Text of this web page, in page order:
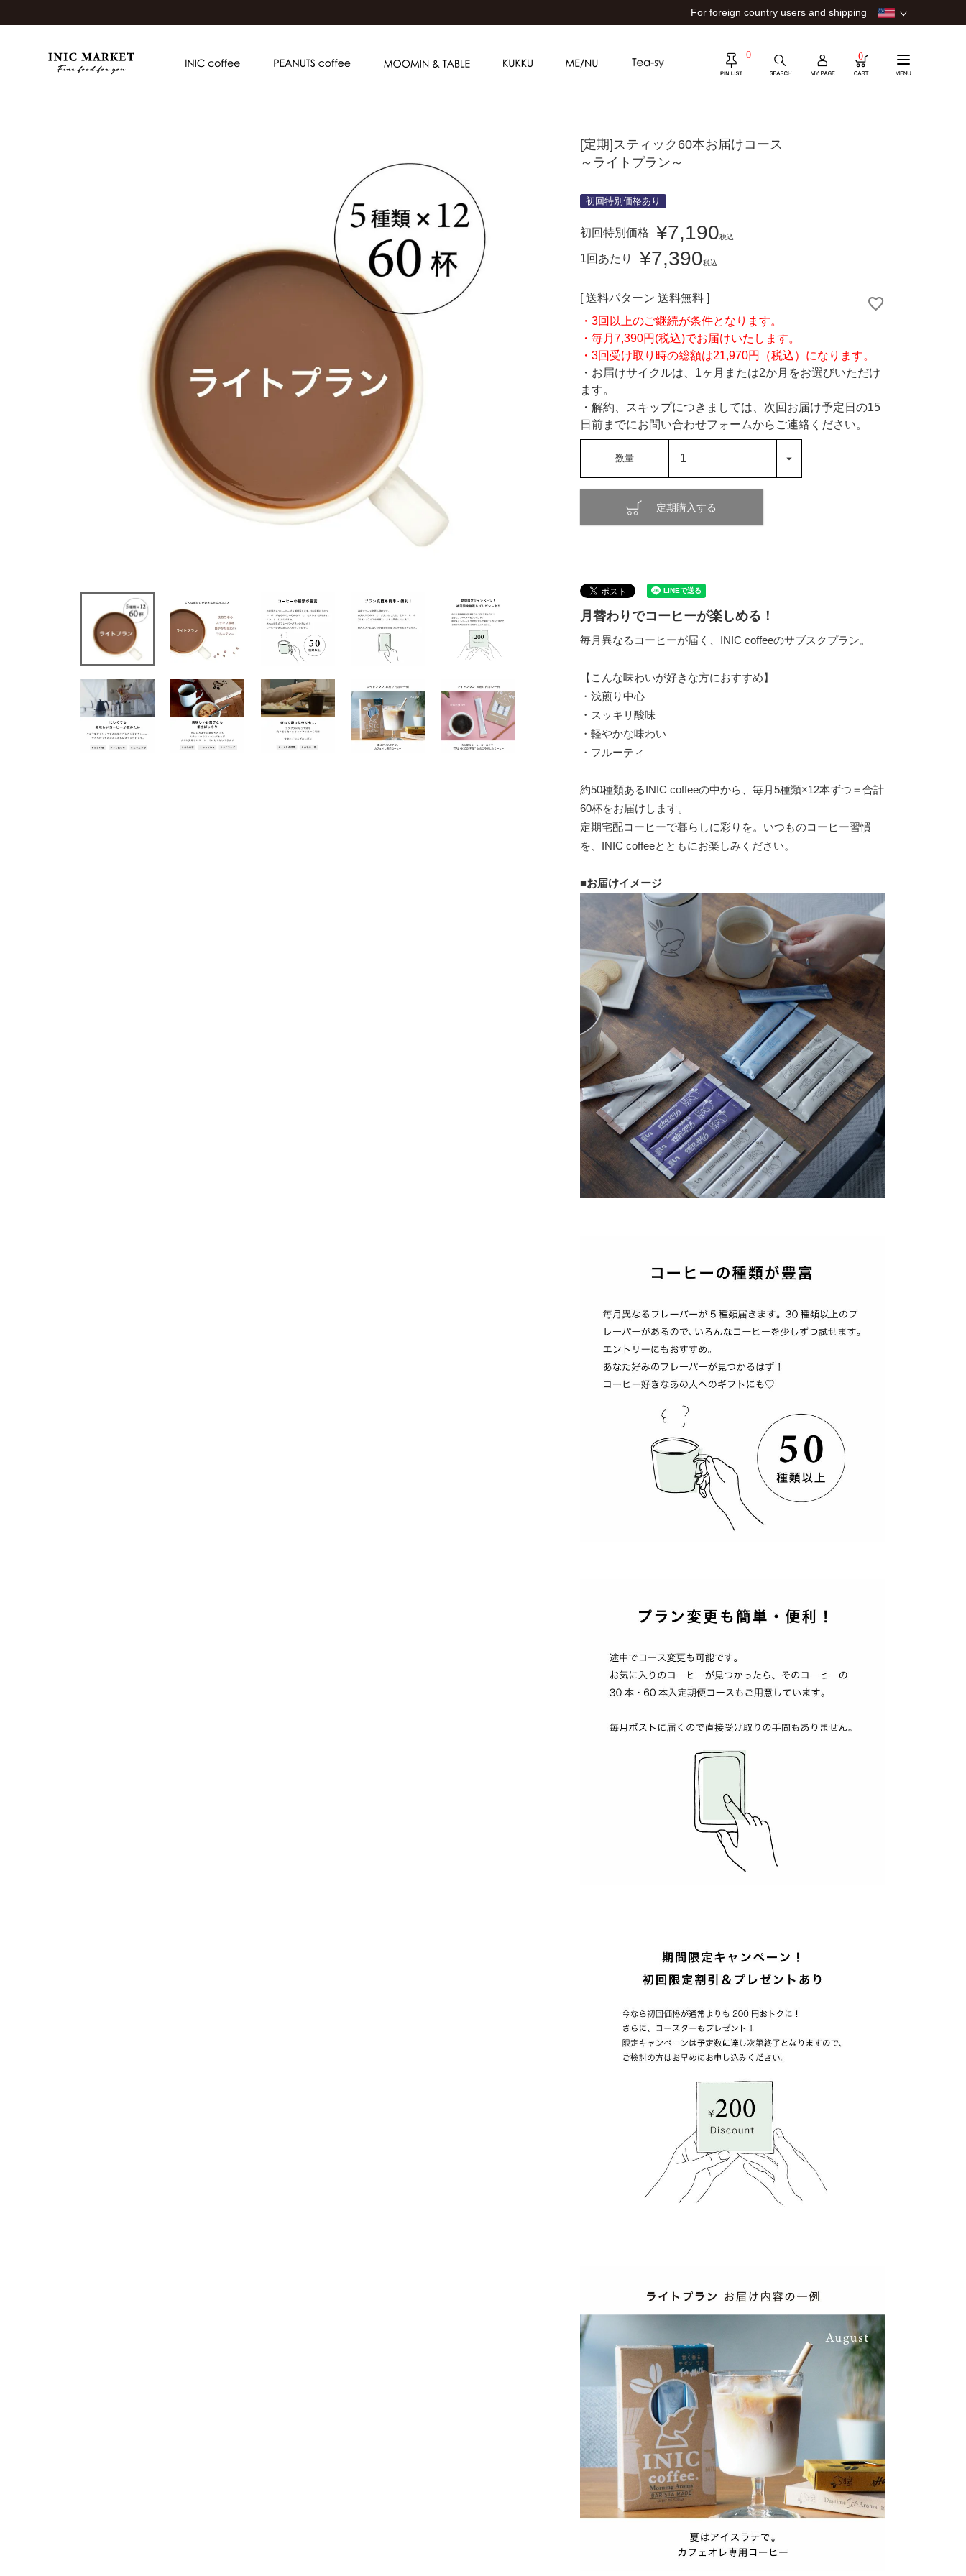
For foreign country users and shipping
0 0
[定期]スティック60本お届けコース
～ライトプラン～
初回特別価格あり
初回特別価格 ¥7,190税込
1回あたり ¥7,390税込
送料パターン 送料無料
・3回以上のご継続が条件となります。
・毎月7,390円(税込)でお届けいたします。
・3回受け取り時の総額は21,970円（税込）になります。
・お届けサイクルは、1ヶ月または2か月をお選びいただけ
ます。
・解約、スキップにつきましては、次回お届け予定日の15
日前までにお問い合わせフォームからご連絡ください。
定期購入する
月替わりでコーヒーが楽しめる！
毎月異なるコーヒーが届く、INIC coffeeのサブスクプラン。
【こんな味わいが好きな方におすすめ】
・浅煎り中心
・スッキリ酸味
・軽やかな味わい
・フルーティ
約50種類あるINIC coffeeの中から、毎月5種類×12本ずつ＝合計
60杯をお届けします。
定期宅配コーヒーで暮らしに彩りを。いつものコーヒー習慣
を、INIC coffeeとともにお楽しみください。
■お届けイメージ